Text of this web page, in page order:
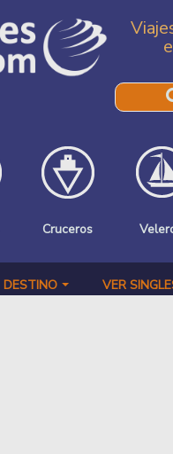
Cruceros
DESTINO VER